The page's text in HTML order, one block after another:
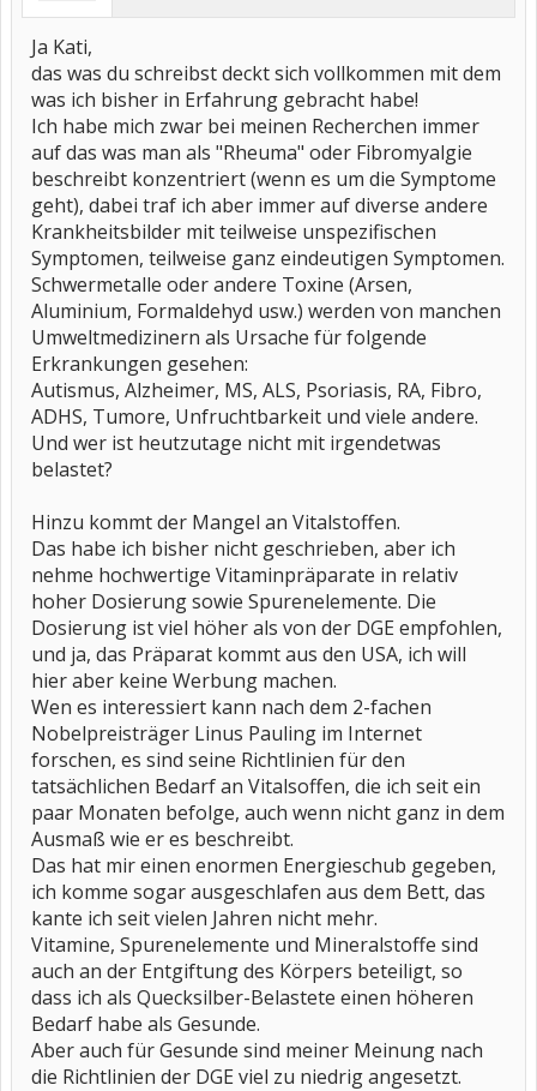
Ja Kati,
das was du schreibst deckt sich vollkommen mit dem
was ich bisher in Erfahrung gebracht habe!
Ich habe mich zwar bei meinen Recherchen immer
auf das was man als "Rheuma" oder Fibromyalgie
beschreibt konzentriert (wenn es um die Symptome
geht), dabei traf ich aber immer auf diverse andere
Krankheitsbilder mit teilweise unspezifischen
Symptomen, teilweise ganz eindeutigen Symptomen.
Schwermetalle oder andere Toxine (Arsen,
Aluminium, Formaldehyd usw.) werden von manchen
Umweltmedizinern als Ursache für folgende
Erkrankungen gesehen:
Autismus, Alzheimer, MS, ALS, Psoriasis, RA, Fibro,
ADHS, Tumore, Unfruchtbarkeit und viele andere.
Und wer ist heutzutage nicht mit irgendetwas
belastet?
Hinzu kommt der Mangel an Vitalstoffen.
Das habe ich bisher nicht geschrieben, aber ich
nehme hochwertige Vitaminpräparate in relativ
hoher Dosierung sowie Spurenelemente. Die
Dosierung ist viel höher als von der DGE empfohlen,
und ja, das Präparat kommt aus den USA, ich will
hier aber keine Werbung machen.
Wen es interessiert kann nach dem 2-fachen
Nobelpreisträger Linus Pauling im Internet
forschen, es sind seine Richtlinien für den
tatsächlichen Bedarf an Vitalsoffen, die ich seit ein
paar Monaten befolge, auch wenn nicht ganz in dem
Ausmaß wie er es beschreibt.
Das hat mir einen enormen Energieschub gegeben,
ich komme sogar ausgeschlafen aus dem Bett, das
kante ich seit vielen Jahren nicht mehr.
Vitamine, Spurenelemente und Mineralstoffe sind
auch an der Entgiftung des Körpers beteiligt, so
dass ich als Quecksilber-Belastete einen höheren
Bedarf habe als Gesunde.
Aber auch für Gesunde sind meiner Meinung nach
die Richtlinien der DGE viel zu niedrig angesetzt.